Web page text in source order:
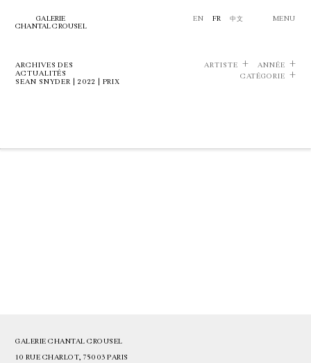
GALERIE
CHANTAL CROUSEL
EN FR 中文 MENU
ARCHIVES DES
ACTUALITÉS
SEAN SNYDER | 2022 | PRIX
ARTISTE
ANNÉE
CATÉGORIE
GALERIE CHANTAL CROUSEL
10 RUE CHARLOT, 75003 PARIS